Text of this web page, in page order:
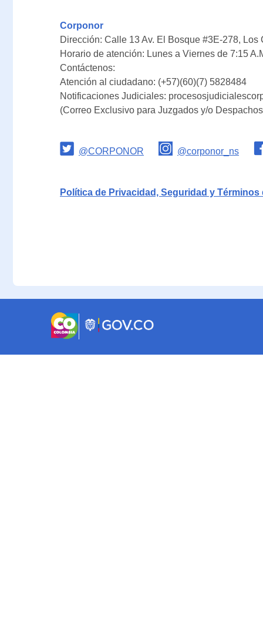
Corponor
Dirección: Calle 13 Av. El Bosque #3E-278,
Horario de atención: Lunes a Viernes de 7:15
Contáctenos:
Atención al ciudadano: (+57)(60)(7) 5828484
Notificaciones Judiciales:
(Correo Exclusivo para Juzgados y/o
@CORPONOR @corponor_ns
Política de Privacidad, Seguridad y Términos